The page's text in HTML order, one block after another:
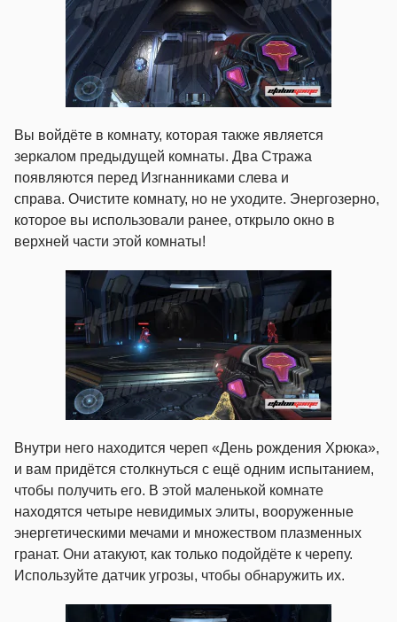
Вы войдёте в комнату, которая также является
зеркалом предыдущей комнаты. Два Стража
появляются перед Изгнанниками слева и
справа. Очистите комнату, но не уходите. Энергозерно,
которое вы использовали ранее, открыло окно в
верхней части этой комнаты!
Внутри него находится череп «День рождения Хрюка»,
и вам придётся столкнуться с ещё одним испытанием,
чтобы получить его. В этой маленькой комнате
находятся четыре невидимых элиты, вооруженные
энергетическими мечами и множеством плазменных
гранат. Они атакуют, как только подойдёте к черепу.
Используйте датчик угрозы, чтобы обнаружить их.